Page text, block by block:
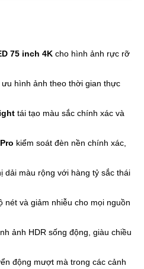
75 inch 4K cho hình ảnh rực rỡ
ưu hình ảnh theo thời gian thực
tái tạo màu sắc chính xác và
kiểm soát đèn nền chính xác,
dải màu rộng với hàng tỷ sắc thái
nét và giảm nhiễu cho mọi nguồn
ảnh HDR sống động, giàu chiều
động mượt mà trong các cảnh